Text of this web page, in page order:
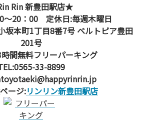
Rin 新豊田駅店★
～20：00 定休日:毎週木曜日
坂本町1丁目8番7号 ベルトピア豊田
201号
間無料フリーパーキング
33-8899
ージ:リンリン新豊田駅店